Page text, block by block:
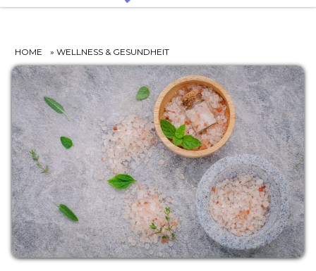
HOME » WELLNESS & GESUNDHEIT